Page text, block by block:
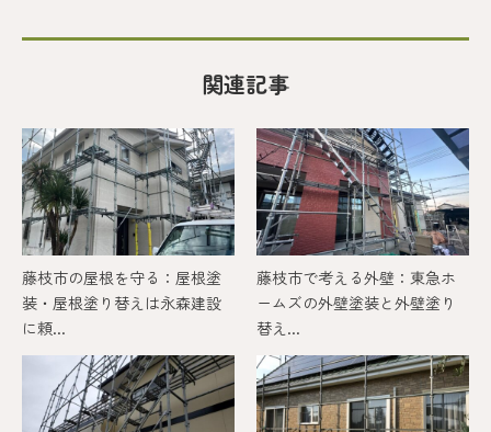
関連記事
藤枝市の屋根を守る：屋根塗
装・屋根塗り替えは永森建設
に頼...
藤枝市で考える外壁：東急ホ
ームズの外壁塗装と外壁塗り
替え...